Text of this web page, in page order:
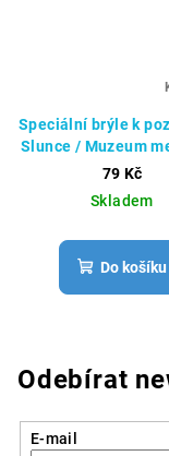
Speciální brýle k
Slunce / Muzeum
79 Kč
Skladem
Do košíku
Odebírat
E-mail